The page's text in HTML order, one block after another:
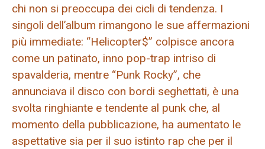
chi non si preoccupa dei cicli di tendenza. I
singoli dell’album rimangono le sue affermazioni
più immediate: “Helicopter$” colpisce ancora
come un patinato, inno pop-trap intriso di
spavalderia, mentre “Punk Rocky”, che
annunciava il disco con bordi seghettati, è una
svolta ringhiante e tendente al punk che, al
momento della pubblicazione, ha aumentato le
aspettative sia per il suo istinto rap che per il